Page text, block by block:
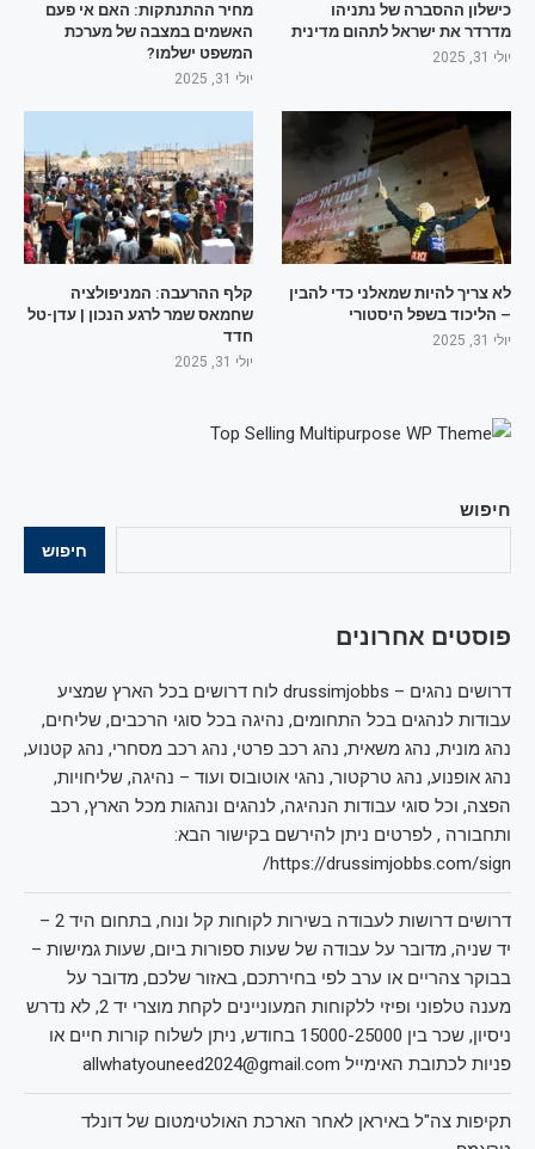
חיפוש
חיפוש
פוסטים אחרונים
דרושים נהגים – drussimjobbs לוח דרושים בכל הארץ שמציע
עבודות לנהגים בכל התחומים, נהיגה בכל סוגי הרכבים, שליחים,
נהג מונית, נהג משאית, נהג רכב פרטי, נהג רכב מסחרי, נהג קטנוע,
נהג אופנוע, נהג טרקטור, נהגי אוטובוס ועוד – נהיגה, שליחויות,
הפצה, וכל סוגי עבודות הנהיגה, לנהגים ונהגות מכל הארץ, רכב
ותחבורה , לפרטים ניתן להירשם בקישור הבא:
https://drussimjobbs.com/sign/
דרושים דרושות לעבודה בשירות לקוחות קל ונוח, בתחום היד 2 –
יד שניה, מדובר על עבודה של שעות ספורות ביום, שעות גמישות –
בבוקר צהריים או ערב לפי בחירתכם, באזור שלכם, מדובר על
מענה טלפוני ופיזי ללקוחות המעוניינים לקחת מוצרי יד 2, לא נדרש
ניסיון, שכר בין 15000-25000 בחודש, ניתן לשלוח קורות חיים או
פניות לכתובת האימייל allwhatyouneed2024@gmail.com
תקיפות צה"ל באיראן לאחר הארכת האולטימטום של דונלד
כישלון ההסברה של נתניהו
מדרדר את ישראל לתהום מדינית
יולי 31, 2025
מחיר ההתנתקות: האם אי פעם
האשמים במצבה של מערכת
המשפט ישלמו?
יולי 31, 2025
לא צריך להיות שמאלני כדי להבין
– הליכוד בשפל היסטורי
יולי 31, 2025
קלף ההרעבה: המניפולציה
שחמאס שמר לרגע הנכון | עדן-טל
חדד
יולי 31, 2025